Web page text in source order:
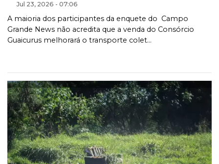
Jul 23, 2026 - 07:06
A maioria dos participantes da enquete do Campo
Grande News não acredita que a venda do Consórcio
Guaicurus melhorará o transporte colet...